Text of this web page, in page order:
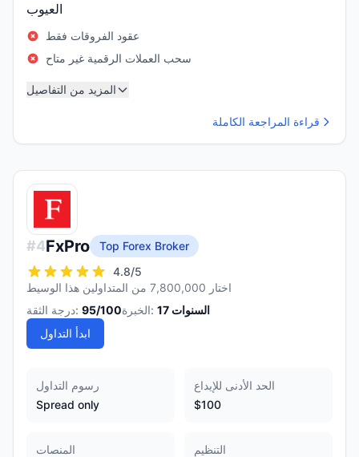
العيوب
عقود الفروقات فقط
سحب العملات الرقمية غير متاح
المزيد من التفاصيل
قراءة المراجعة الكاملة
#4FxPro
Top Forex Broker
4.8/5
اختار 7,800,000 من المتداولين هذا الوسيط
درجة الثقة: 95/100 الخبرة: 17 السنوات
ابدأ التداول
رسوم التداول
Spread only
الحد الأدنى للإيداع
$100
المنصات
التنظيم